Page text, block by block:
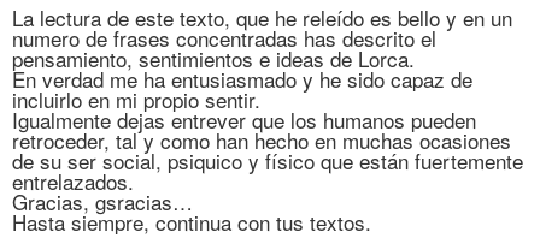
La lectura de este texto, que he releído es bello y en un
numero de frases concentradas has descrito el
pensamiento, sentimientos e ideas de Lorca.
En verdad me ha entusiasmado y he sido capaz de
incluirlo en mi propio sentir.
Igualmente dejas entrever que los humanos pueden
retroceder, tal y como han hecho en muchas ocasiones
de su ser social, psiquico y físico que están fuertemente
entrelazados.
Gracias, gsracias…
Hasta siempre, continua con tus textos.